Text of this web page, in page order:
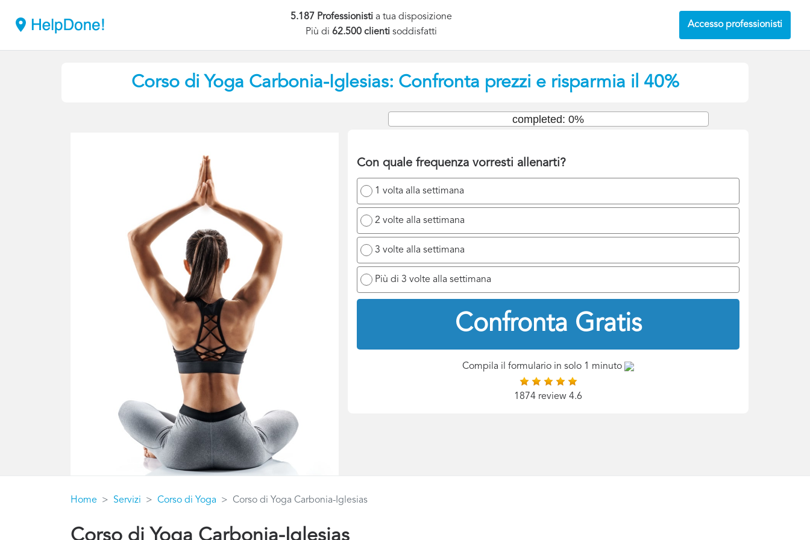
5.187 Professionisti a tua disposizione
Più di62.500 clientisoddisfatti
Accesso professionisti
Corso di Yoga Carbonia-Iglesias: Confronta prezzi e risparmia il 40%
Con quale frequenza vorresti allenarti?
1 volta alla settimana
2 volte alla settimana
3 volte alla settimana
Più di 3 volte alla settimana
Confronta Gratis
completed: 0%
Compila il formulario in solo 1 minuto
1874 review 4.6
Home Servizi Corso di Yoga Corso di Yoga Carbonia-Iglesias